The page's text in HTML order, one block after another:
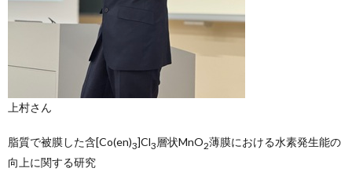
上村さん
脂質で被膜した含[Co(en)3]Cl3 層状MnO2薄膜における水素発生能の
向上に関する研究